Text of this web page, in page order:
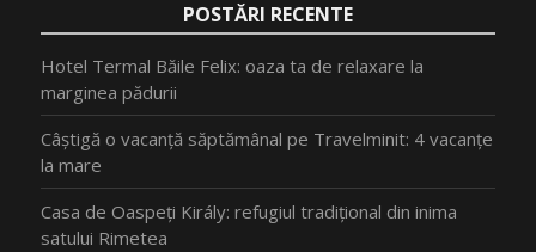
POSTĂRI RECENTE
Hotel Termal Băile Felix: oaza ta de relaxare la
marginea pădurii
Câștigă o vacanță săptămânal pe Travelminit: 4 vacanțe
la mare
Casa de Oaspeți Király: refugiul tradițional din inima
satului Rimetea